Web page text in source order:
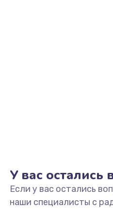
Замена/
1300
У вас остались
Если у вас остались
наши специалисты с